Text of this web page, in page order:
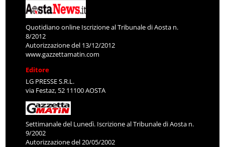
Quotidiano online Iscrizione al Tribunale di Aosta n.
8/2012
Autorizzazione del 13/12/2012
www.gazzettamatin.com
Editore
LG PRESSE S.R.L.
via Festaz, 52 11100 AOSTA
Settimanale del Lunedì. Iscrizione al Tribunale di Aosta n.
9/2002
Autorizzazione del 20/05/2002